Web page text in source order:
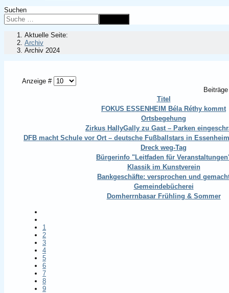
Suchen
Aktuelle Seite:
Archiv
Archiv 2024
Anzeige #
Beiträge
Titel
FOKUS ESSENHEIM Béla Réthy kommt
Ortsbegehung
Zirkus HallyGally zu Gast – Parken
DFB macht Schule vor Ort – deutsche Fußballstars in
Dreck weg-Tag
Bürgerinfo "Leitfaden für
Klassik im Kunstverein
Bankgeschäfte: versprochen und
Gemeindebücherei
Domherrnbasar Frühling & Sommer
1
2
3
4
5
6
7
8
9